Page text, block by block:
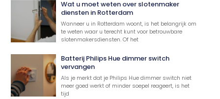
Wat u moet weten over slotenmaker
diensten in Rotterdam
Wanneer u in Rotterdam woont, is het belangrijk om
te weten waar u terecht kunt voor betrouwbare
slotenmakersdiensten. Of het
Batterij Philips Hue dimmer switch
vervangen
Als je merkt dat je Philips Hue dimmer switch niet
meer goed werkt of minder soepel reageert, is het
tijd